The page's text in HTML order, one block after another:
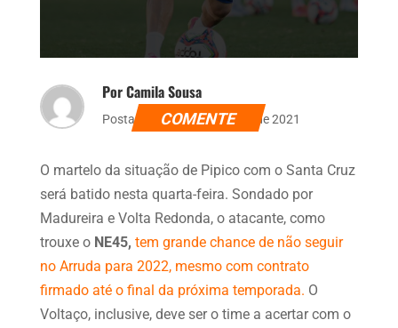
Por Camila Sousa
Postado dia 9 de novembro de 2021
COMENTE
O martelo da situação de Pipico com o Santa Cruz
será batido nesta quarta-feira. Sondado por
Madureira e Volta Redonda, o atacante, como
trouxe o NE45, tem grande chance de não seguir
no Arruda para 2022, mesmo com contrato
firmado até o final da próxima temporada. O
Voltaço, inclusive, deve ser o time a acertar com o